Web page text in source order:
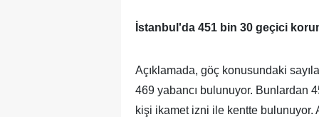
İstanbul'da 451 bin 30 geçici
Açıklamada, göç konusundaki
469 yabancı bulunuyor. Bunlardan
kişi ikamet izni ile kentte bulunuyor.